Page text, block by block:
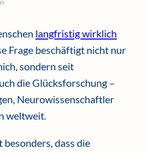
langfristig wirklich
Frage beschäftigt nicht nur
sondern seit
die Glücksforschung –
Neurowissenschaftler
weltweit.
dass die